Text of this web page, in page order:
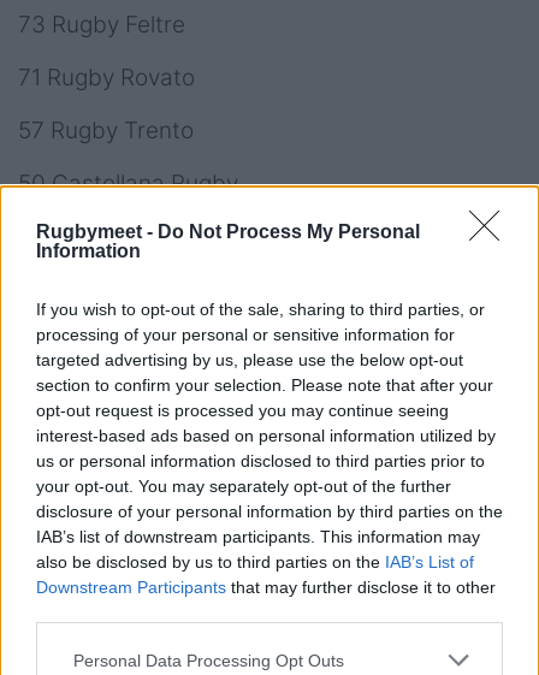
Rugbymeet - Do Not Process My Personal
Information
If you wish to opt-out of the sale, sharing to third parties, or
processing of your personal or sensitive information for
targeted advertising by us, please use the below opt-out
section to confirm your selection. Please note that after your
opt-out request is processed you may continue seeing
interest-based ads based on personal information utilized by
us or personal information disclosed to third parties prior to
your opt-out. You may separately opt-out of the further
disclosure of your personal information by third parties on the
IAB’s list of downstream participants. This information may
also be disclosed by us to third parties on the IAB’s List of
Downstream Participants that may further disclose it to other
Personal Data Processing Opt Outs
73 Rugby Feltre
71 Rugby Rovato
57 Rugby Trento
50 Castellana Rugby
43 Rugby Belluno
26 Villadose Rugby
22 Rugby Botticino
4 San Marco Venezia Rugby
Serie B - Risultati Girone 4